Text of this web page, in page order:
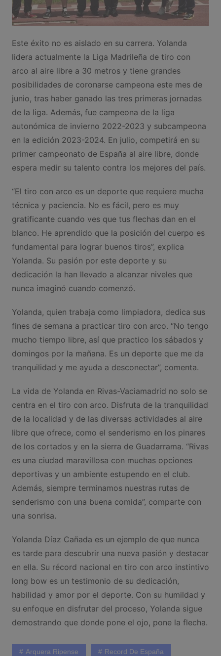
Este éxito no es aislado en su carrera. Yolanda
lidera actualmente la Liga Madrileña de tiro con
arco al aire libre a 30 metros y tiene grandes
posibilidades de coronarse campeona este mes de
junio, tras haber ganado las tres primeras jornadas
de la liga. Además, fue campeona de la liga
autonómica de invierno 2022-2023 y subcampeona
en la edición 2023-2024. En julio, competirá en su
primer campeonato de España al aire libre, donde
espera medir su talento contra los mejores del país.
“El tiro con arco es un deporte que requiere mucha
técnica y paciencia. No es fácil, pero es muy
gratificante cuando ves que tus flechas dan en el
blanco. He aprendido que la posición del cuerpo es
fundamental para lograr buenos tiros”, explica
Yolanda. Su pasión por este deporte y su
dedicación la han llevado a alcanzar niveles que
nunca imaginó cuando comenzó.
Yolanda, quien trabaja como limpiadora, dedica sus
fines de semana a practicar tiro con arco. “No tengo
mucho tiempo libre, así que practico los sábados y
domingos por la mañana. Es un deporte que me da
tranquilidad y me ayuda a desconectar”, comenta.
La vida de Yolanda en Rivas-Vaciamadrid no solo se
centra en el tiro con arco. Disfruta de la tranquilidad
de la localidad y de las diversas actividades al aire
libre que ofrece, como el senderismo en los pinares
de los cortados y en la sierra de Guadarrama. “Rivas
es una ciudad maravillosa con muchas opciones
deportivas y un ambiente estupendo en el club.
Además, siempre terminamos nuestras rutas de
senderismo con una buena comida”, comparte con
una sonrisa.
Yolanda Díaz Cañada es un ejemplo de que nunca
es tarde para descubrir una nueva pasión y destacar
en ella. Su récord nacional en tiro con arco instintivo
long bow es un testimonio de su dedicación,
habilidad y amor por el deporte. Con su humildad y
su enfoque en disfrutar del proceso, Yolanda sigue
demostrando que donde pone el ojo, pone la flecha.
Arquera Ripense Record De España